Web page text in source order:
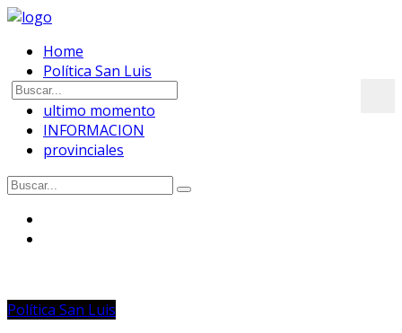
Home
Política San Luis
OPINION
ultimo momento
INFORMACION
provinciales
Política San Luis